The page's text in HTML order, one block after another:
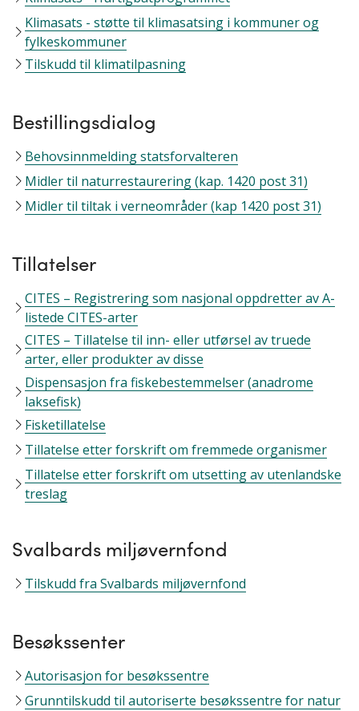
Klimasats - støtte til klimasatsing i kommuner og
fylkeskommuner
Tilskudd til klimatilpasning
Bestillingsdialog
Behovsinnmelding statsforvalteren
Midler til naturrestaurering (kap. 1420 post 31)
Midler til tiltak i verneområder (kap 1420 post 31)
Tillatelser
CITES – Registrering som nasjonal oppdretter av A-
listede CITES-arter
CITES – Tillatelse til inn- eller utførsel av truede
arter, eller produkter av disse
Dispensasjon fra fiskebestemmelser (anadrome
laksefisk)
Fisketillatelse
Tillatelse etter forskrift om fremmede organismer
Tillatelse etter forskrift om utsetting av utenlandske
treslag
Svalbards miljøvernfond
Tilskudd fra Svalbards miljøvernfond
Besøkssenter
Autorisasjon for besøkssentre
Grunntilskudd til autoriserte besøkssentre for natur